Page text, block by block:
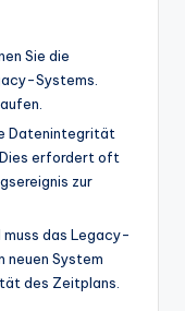
Sie die
Systems.
Datenintegrität
erfordert oft
zur
muss das Legacy-
neuen System
des Zeitplans.